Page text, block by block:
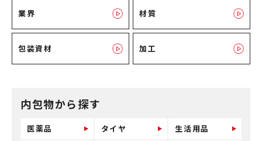
業界 材質
包装資材 加工
内包物から探す
医薬品 タイヤ
生活用品